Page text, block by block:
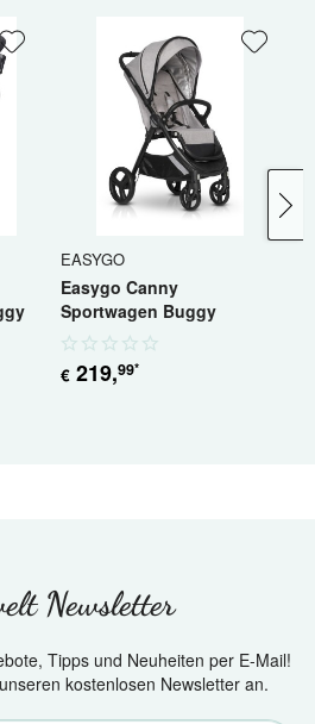
EASYGO
Easygo Canny
Sportwagen Buggy
€ 219,99*
Newsletter
Tipps und Neuheiten per E-Mail!
kostenlosen Newsletter an.